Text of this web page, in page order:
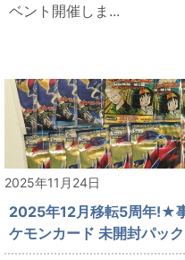
ベント開催しま...
2025年11月24日
2025年12月移転5周年!★
ケモンカード 未開封パッ